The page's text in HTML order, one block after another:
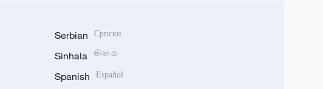
Serbian Српски
Sinhala සිංහල
Spanish Español